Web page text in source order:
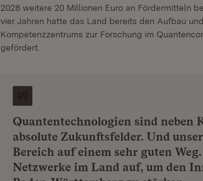
2028 weitere 20 Millionen Euro an Fördermitteln
vier Jahren hatte das Land bereits den Aufbau
Kompetenzzentrums zur Forschung im
gefördert.
Quantentechnologien sind neben
absolute Zukunftsfelder. Und
Bereich auf einem sehr guten
Netzwerke im Land auf, um den